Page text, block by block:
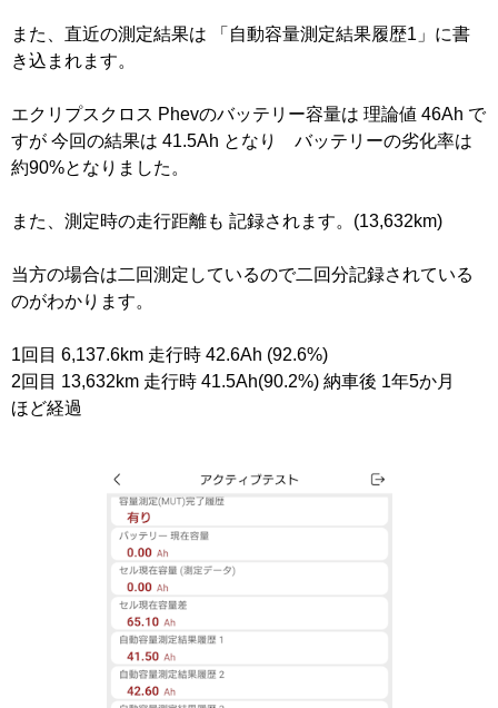
また、直近の測定結果は 「自動容量測定結果履歴1」に書
き込まれます。
エクリプスクロス Phevのバッテリー容量は 理論値 46Ah で
すが 今回の結果は 41.5Ah となり バッテリーの劣化率は
約90%となりました。
また、測定時の走行距離も 記録されます。(13,632km)
当方の場合は二回測定しているので二回分記録されている
のがわかります。
1回目 6,137.6km 走行時 42.6Ah (92.6%)
2回目 13,632km 走行時 41.5Ah(90.2%) 納車後 1年5か月
ほど経過